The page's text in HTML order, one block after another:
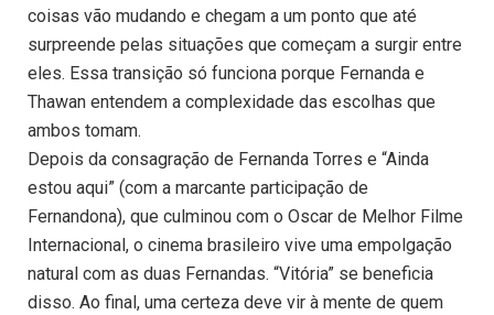
coisas vão mudando e chegam a um ponto que até
surpreende pelas situações que começam a surgir entre
eles. Essa transição só funciona porque Fernanda e
Thawan entendem a complexidade das escolhas que
ambos tomam.
Depois da consagração de Fernanda Torres e “Ainda
estou aqui” (com a marcante participação de
Fernandona), que culminou com o Oscar de Melhor Filme
Internacional, o cinema brasileiro vive uma empolgação
natural com as duas Fernandas. “Vitória” se beneficia
disso. Ao final, uma certeza deve vir à mente de quem